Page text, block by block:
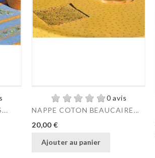
0 avis
NAPPE COTON BEAUCAIRE...
Prix
20,00 €
Ajouter au panier